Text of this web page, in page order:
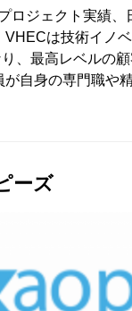
ロジェクト実績、
VHECは技術イノ
、最高レベルの
自身の専門職や
ーズ